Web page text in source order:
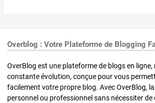
Overblog : Votre Plateforme de Blogging
OverBlog est une plateforme de blogs en ligne,
constante évolution, conçue pour vous
facilement votre propre blog. Avec OverBlog,
personnel ou professionnel sans nécessiter de